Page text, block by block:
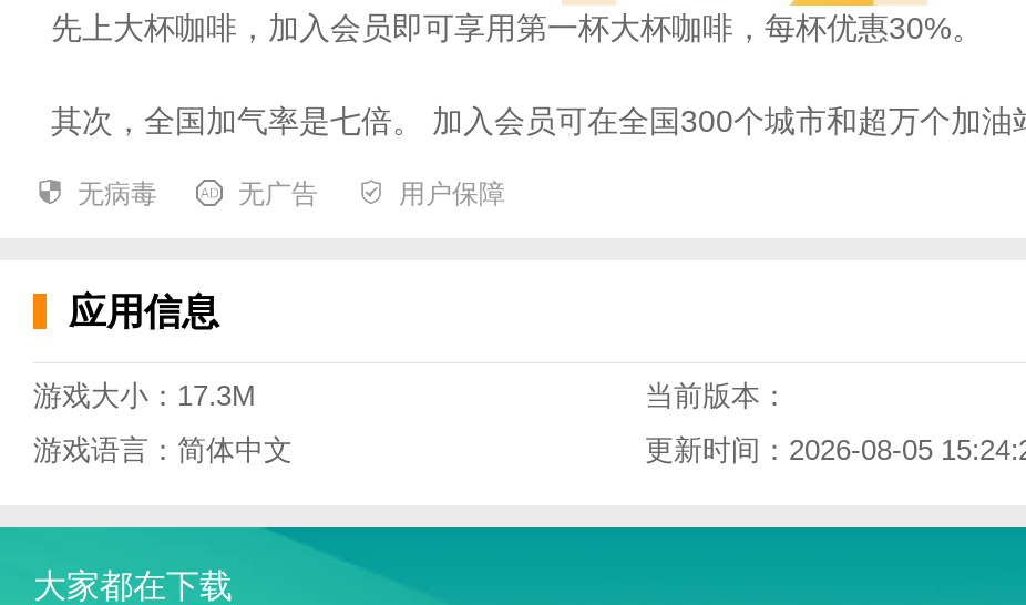
先上大杯咖啡，加入会员即可享用第一杯大杯咖啡，每杯优惠30%。
其次，全国加气率是七倍。 加入会员可在全国300个城市和超万个加油
三、大兴的美味优惠20%，上百款大型美食套餐低至20%。
无病毒 无广告 用户保障
应用信息
游戏大小：17.3M
当前版本：
游戏语言：简体中文
更新时间：2026-08-05
大家都在下载